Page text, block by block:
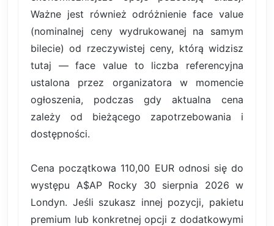
Ważne jest również odróżnienie face value
(nominalnej ceny wydrukowanej na samym
bilecie) od rzeczywistej ceny, którą widzisz
tutaj — face value to liczba referencyjna
ustalona przez organizatora w momencie
ogłoszenia, podczas gdy aktualna cena
zależy od bieżącego zapotrzebowania i
dostępności.
Cena początkowa 110,00 EUR odnosi się do
występu A$AP Rocky 30 sierpnia 2026 w
Londyn. Jeśli szukasz innej pozycji, pakietu
premium lub konkretnej opcji z dodatkowymi